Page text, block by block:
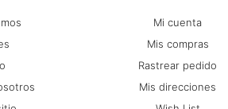
Mi cuenta
Mis compras
Rastrear pedido
Mis direcciones